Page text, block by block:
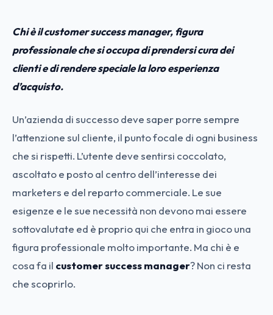
Chi è il customer success manager, figura
professionale che si occupa di prendersi cura dei
clienti e di rendere speciale la loro esperienza
d’acquisto.
Un’azienda di successo deve saper porre sempre
l’attenzione sul cliente, il punto focale di ogni business
che si rispetti. L’utente deve sentirsi coccolato,
ascoltato e posto al centro dell’interesse dei
marketers e del reparto commerciale. Le sue
esigenze e le sue necessità non devono mai essere
sottovalutate ed è proprio qui che entra in gioco una
figura professionale molto importante. Ma chi è e
cosa fa il customer success manager? Non ci resta
che scoprirlo.